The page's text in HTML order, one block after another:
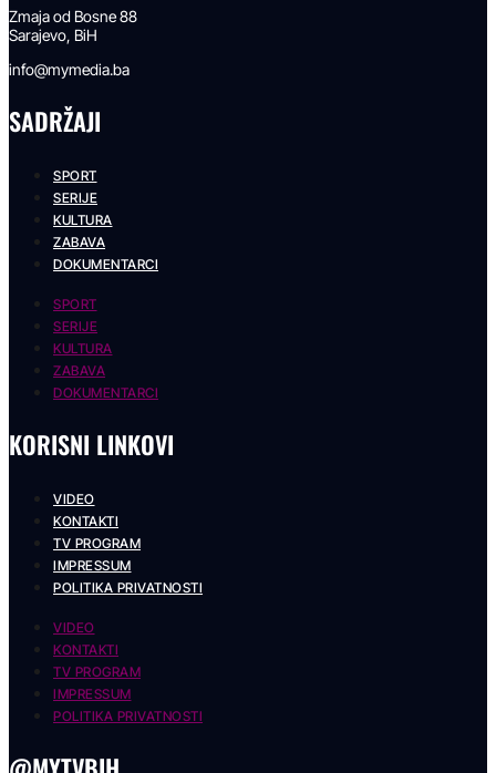
Zmaja od Bosne 88
Sarajevo, BiH
info@mymedia.ba
SADRŽAJI
SPORT
SERIJE
KULTURA
ZABAVA
DOKUMENTARCI
SPORT
SERIJE
KULTURA
ZABAVA
DOKUMENTARCI
KORISNI LINKOVI
VIDEO
KONTAKTI
TV PROGRAM
IMPRESSUM
POLITIKA PRIVATNOSTI
VIDEO
KONTAKTI
TV PROGRAM
IMPRESSUM
POLITIKA PRIVATNOSTI